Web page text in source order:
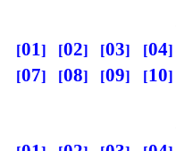
01 02 03 04
07
08 09 10